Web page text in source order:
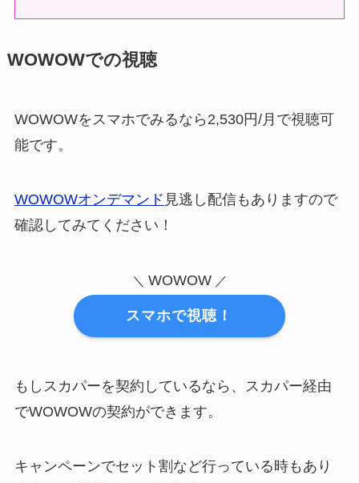
WOWOWでの視聴
WOWOWをスマホでみるなら2,530円/月で視聴可
能です。
WOWOWオンデマンド 見逃し配信もありますので
確認してみてください！
＼ WOWOW／
スマホで視聴！
もしスカパーを契約しているなら、スカパー経由
でWOWOWの契約ができます。
キャンペーンでセット割など行っている時もあり